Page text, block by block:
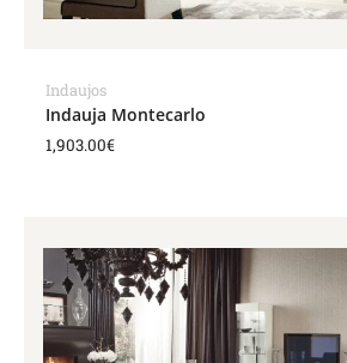
Indaujos
Indauja Montecarlo
1,903.00€